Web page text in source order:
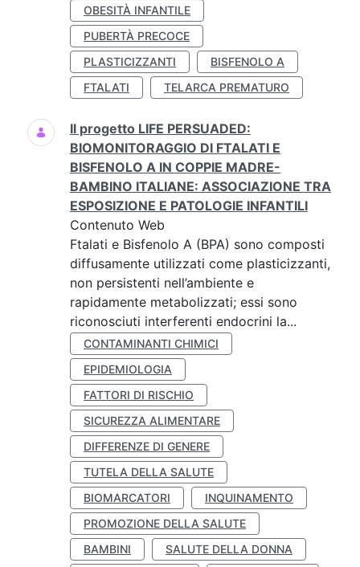
OBESITÀ INFANTILE
PUBERTÀ PRECOCE
PLASTICIZZANTI
BISFENOLO A
FTALATI
TELARCA PREMATURO
Il progetto LIFE PERSUADED:
BIOMONITORAGGIO DI FTALATI E
BISFENOLO A IN COPPIE MADRE-
BAMBINO ITALIANE: ASSOCIAZIONE TRA
ESPOSIZIONE E PATOLOGIE INFANTILI
Contenuto Web
Ftalati e Bisfenolo A (BPA) sono composti
diffusamente utilizzati come plasticizzanti,
non persistenti nell’ambiente e
rapidamente metabolizzati; essi sono
riconosciuti interferenti endocrini la...
CONTAMINANTI CHIMICI
EPIDEMIOLOGIA
FATTORI DI RISCHIO
SICUREZZA ALIMENTARE
DIFFERENZE DI GENERE
TUTELA DELLA SALUTE
BIOMARCATORI
INQUINAMENTO
PROMOZIONE DELLA SALUTE
BAMBINI
SALUTE DELLA DONNA